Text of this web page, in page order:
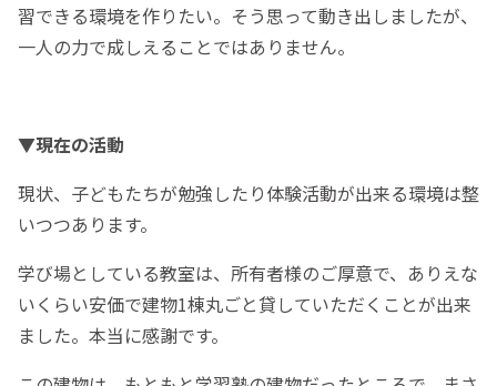
習できる環境を作りたい。そう思って動き出しましたが、
一人の力で成しえることではありません。
▼現在の活動
現状、子どもたちが勉強したり体験活動が出来る環境は整
いつつあります。
学び場としている教室は、所有者様のご厚意で、ありえな
いくらい安価で建物1棟丸ごと貸していただくことが出来
ました。本当に感謝です。